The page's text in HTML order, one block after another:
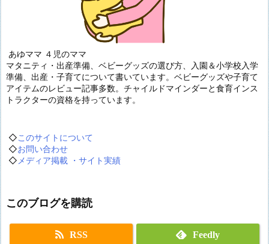
あゆママ ４児のママ
マタニティ・出産準備、ベビーグッズの選び方、入園＆小学校入学
準備、出産・子育てについて書いています。ベビーグッズや子育て
アイテムのレビュー記事多数。チャイルドマインダーと食育インス
トラクターの資格を持っています。
◇このサイトについて
◇お問い合わせ
◇ メディア掲載 ・サイト実績
このブログを購読
RSS Feedly